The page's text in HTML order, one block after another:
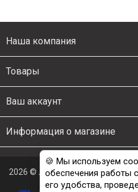
Наша компания
Товары
Ваш аккаунт
Информация о магазине
2026 © Люкс Постель
🍪 Мы используем
обеспечения работы
его удобства,